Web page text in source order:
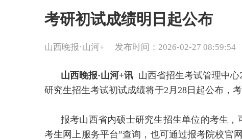
考研初试成绩明日起公布
山西晚报·山河+ 发布时间：2026-02-27 08:59:54
山西晚报·山河+讯 山西省招生考试管理中
研究生招生考试初试成绩将于2月28日起公布
报考山西省内硕士研究生招生单位的考生
考生网上服务平台”查询，也可通过报考院校官